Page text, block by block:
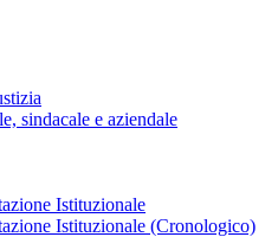
sindacale e aziendale
Istituzionale
Istituzionale (Cronologico)